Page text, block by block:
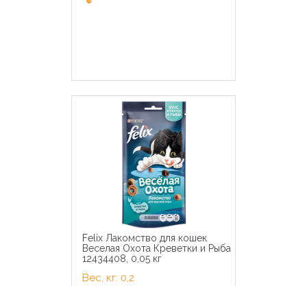
Felix Лакомство для кошек
Веселая Охота Креветки и Рыба
12434408, 0,05 кг
Вес, кг: 0,2